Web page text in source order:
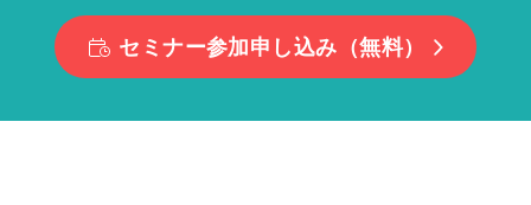
セミナー参加申し込み（無料）